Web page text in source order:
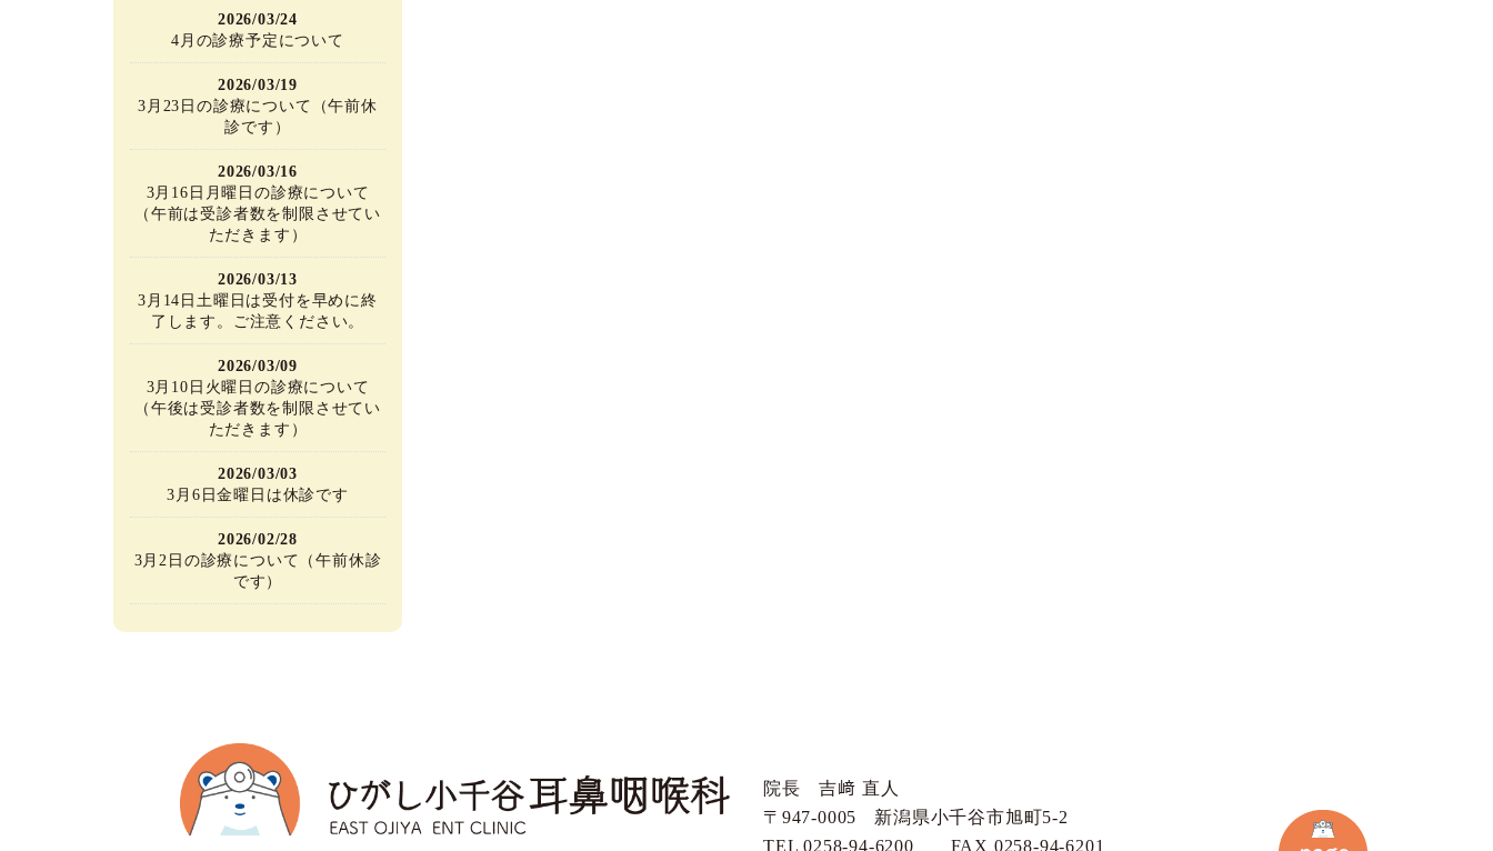
2026/03/24
4月の診療予定について
2026/03/19
3月23日の診療について（午前休
診です）
2026/03/16
3月16日月曜日の診療について
（午前は受診者数を制限させてい
ただきます）
2026/03/13
3月14日土曜日は受付を早めに終
了します。ご注意ください。
2026/03/09
3月10日火曜日の診療について
（午後は受診者数を制限させてい
ただきます）
2026/03/03
3月6日金曜日は休診です
2026/02/28
3月2日の診療について（午前休診
です）
院長 吉﨑 直人
〒947-0005
新潟県小千谷市旭町5-2
TEL 0258-94-6200
FAX 0258-94-6201